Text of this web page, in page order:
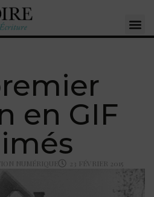
en GIF
NUMÉRIQUE 23 FÉVRIER 2015